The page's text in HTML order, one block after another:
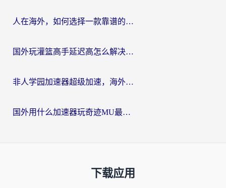
人在海外，如何选择一款靠谱的玩剑灵2加速器？
国外玩灌篮高手延迟高怎么解决？海外玩家国服游戏加速终极指南
非人学园加速器超级加速，海外玩家重返国服的通行证
国外用什么加速器玩奇迹MU最好？2026海外玩家国服游戏加速全攻略
下载应用